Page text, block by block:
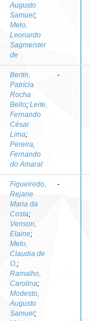
Augusto
Samuel;
Melo,
Leonardo
Sagmeister
de
Bertin,
Patrícia
Rocha
Bello; Leite,
Fernando
César
Lima;
Pereira,
Fernando
do Amaral
-
Figueiredo,
Rejane
Maria da
Costa;
Venson,
Elaine;
Melo,
Claudia de
O. ;
Ramalho,
Carolina;
Modesto,
Augusto
Samuel;
-